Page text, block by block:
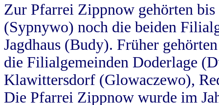
Zur Pfarrei Zippnow gehörten
(Sypnywo) noch die beiden
Jagdhaus (Budy). Früher
die Filialgemeinden Doderlage
Klawittersdorf (Glowaczewo),
Die Pfarrei Zippnow wurde im